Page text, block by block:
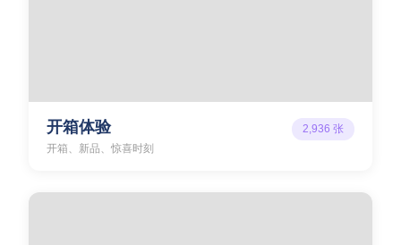
开箱体验
开箱、新品、惊喜时刻
2,936 张